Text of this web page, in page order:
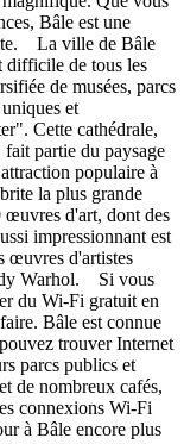
Bâle est une
La ville de Bâle
difficile de tous les
de musées, parcs
et
Cette cathédrale,
partie du paysage
populaire à
la plus grande
œuvres d'art, dont des
impressionnant est
œuvres d'artistes
Warhol. Si vous
du Wi-Fi gratuit en
Bâle est connue
trouver Internet
parcs publics et
de nombreux cafés,
connexions Wi-Fi
à Bâle encore plus